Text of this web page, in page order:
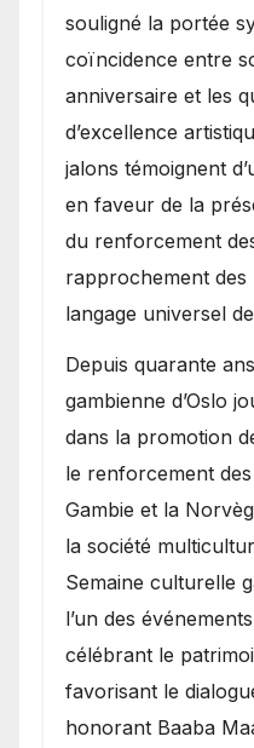
souligné la portée
coïncidence entre
anniversaire et les
d’excellence
jalons témoignent
en faveur de la
du renforcement
rapprochement des
langage universel
​Depuis quarante
gambienne d’Oslo
dans la promotion
le renforcement des
Gambie et la
la société
Semaine culturelle
l’un des
célébrant le
favorisant le
honorant Baaba